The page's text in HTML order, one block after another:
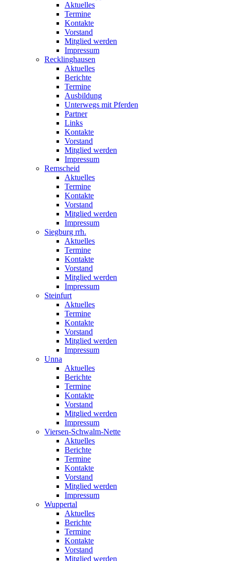
Aktuelles
Termine
Kontakte
Vorstand
Mitglied werden
Impressum
Recklinghausen
Aktuelles
Berichte
Termine
Ausbildung
Unterwegs mit Pferden
Partner
Links
Kontakte
Vorstand
Mitglied werden
Impressum
Remscheid
Aktuelles
Termine
Kontakte
Vorstand
Mitglied werden
Impressum
Siegburg rrh.
Aktuelles
Termine
Kontakte
Vorstand
Mitglied werden
Impressum
Steinfurt
Aktuelles
Termine
Kontakte
Vorstand
Mitglied werden
Impressum
Unna
Aktuelles
Berichte
Termine
Kontakte
Vorstand
Mitglied werden
Impressum
Viersen-Schwalm-Nette
Aktuelles
Berichte
Termine
Kontakte
Vorstand
Mitglied werden
Impressum
Wuppertal
Aktuelles
Berichte
Termine
Kontakte
Vorstand
Mitglied werden